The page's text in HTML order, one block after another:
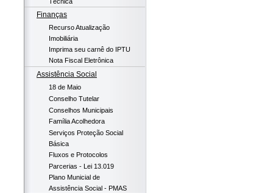
Finanças
Recurso Atualização
Imobiliária
Imprima seu carnê do IPTU
Nota Fiscal Eletrônica
Assistência Social
18 de Maio
Conselho Tutelar
Conselhos Municipais
Família Acolhedora
Serviços Proteção Social
Básica
Fluxos e Protocolos
Parcerias - Lei 13.019
Plano Municial de
Assistência Social - PMAS